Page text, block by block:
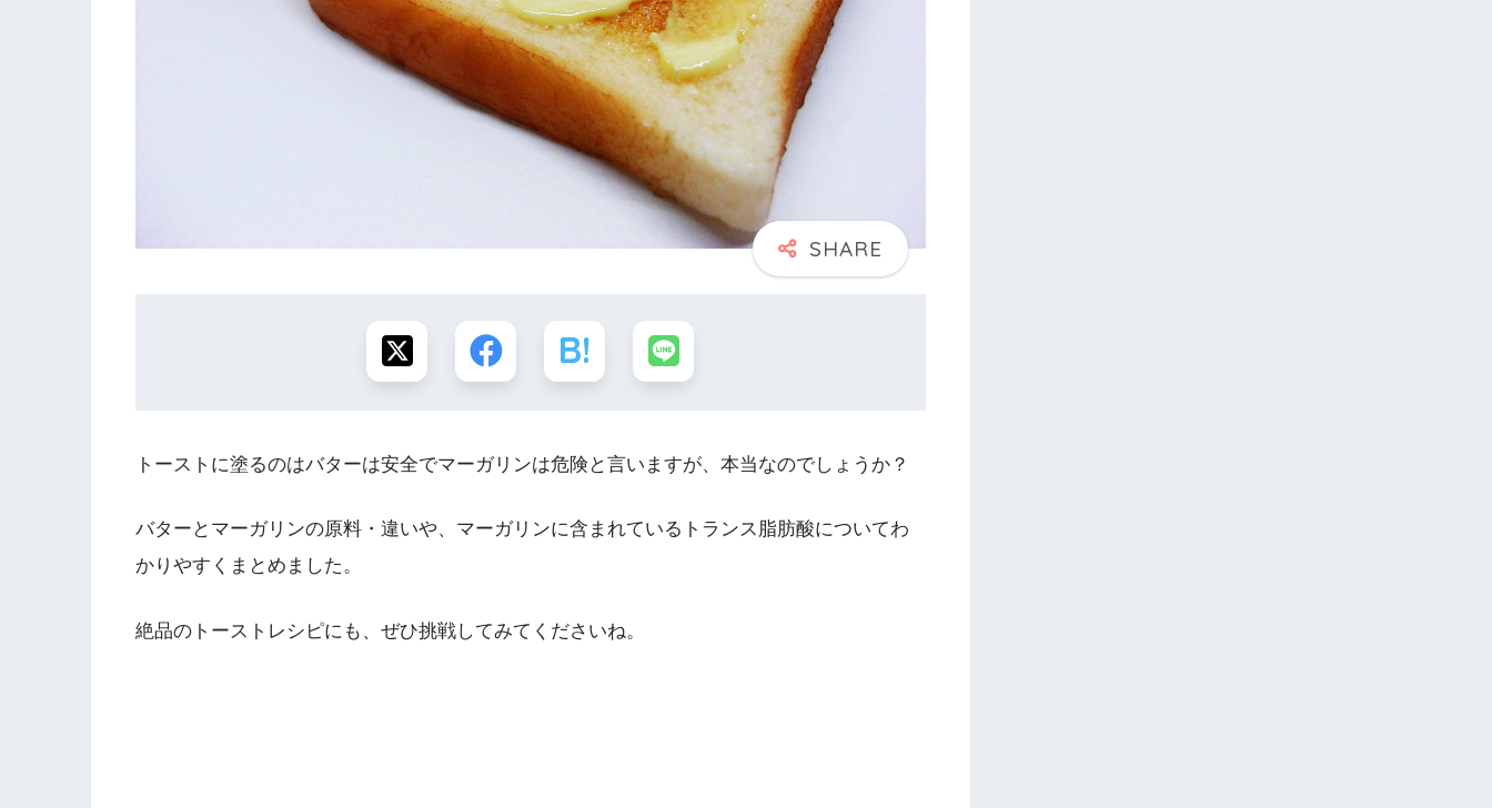
トーストに塗るのはバターは安全でマーガリンは危険と言いますが、本当なのでしょうか？
バターとマーガリンの原料・違いや、マーガリンに含まれているトランス脂肪酸についてわ
かりやすくまとめました。
絶品のトーストレシピにも、ぜひ挑戦してみてくださいね。